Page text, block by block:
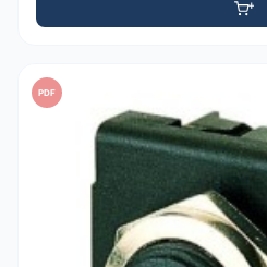
PDF